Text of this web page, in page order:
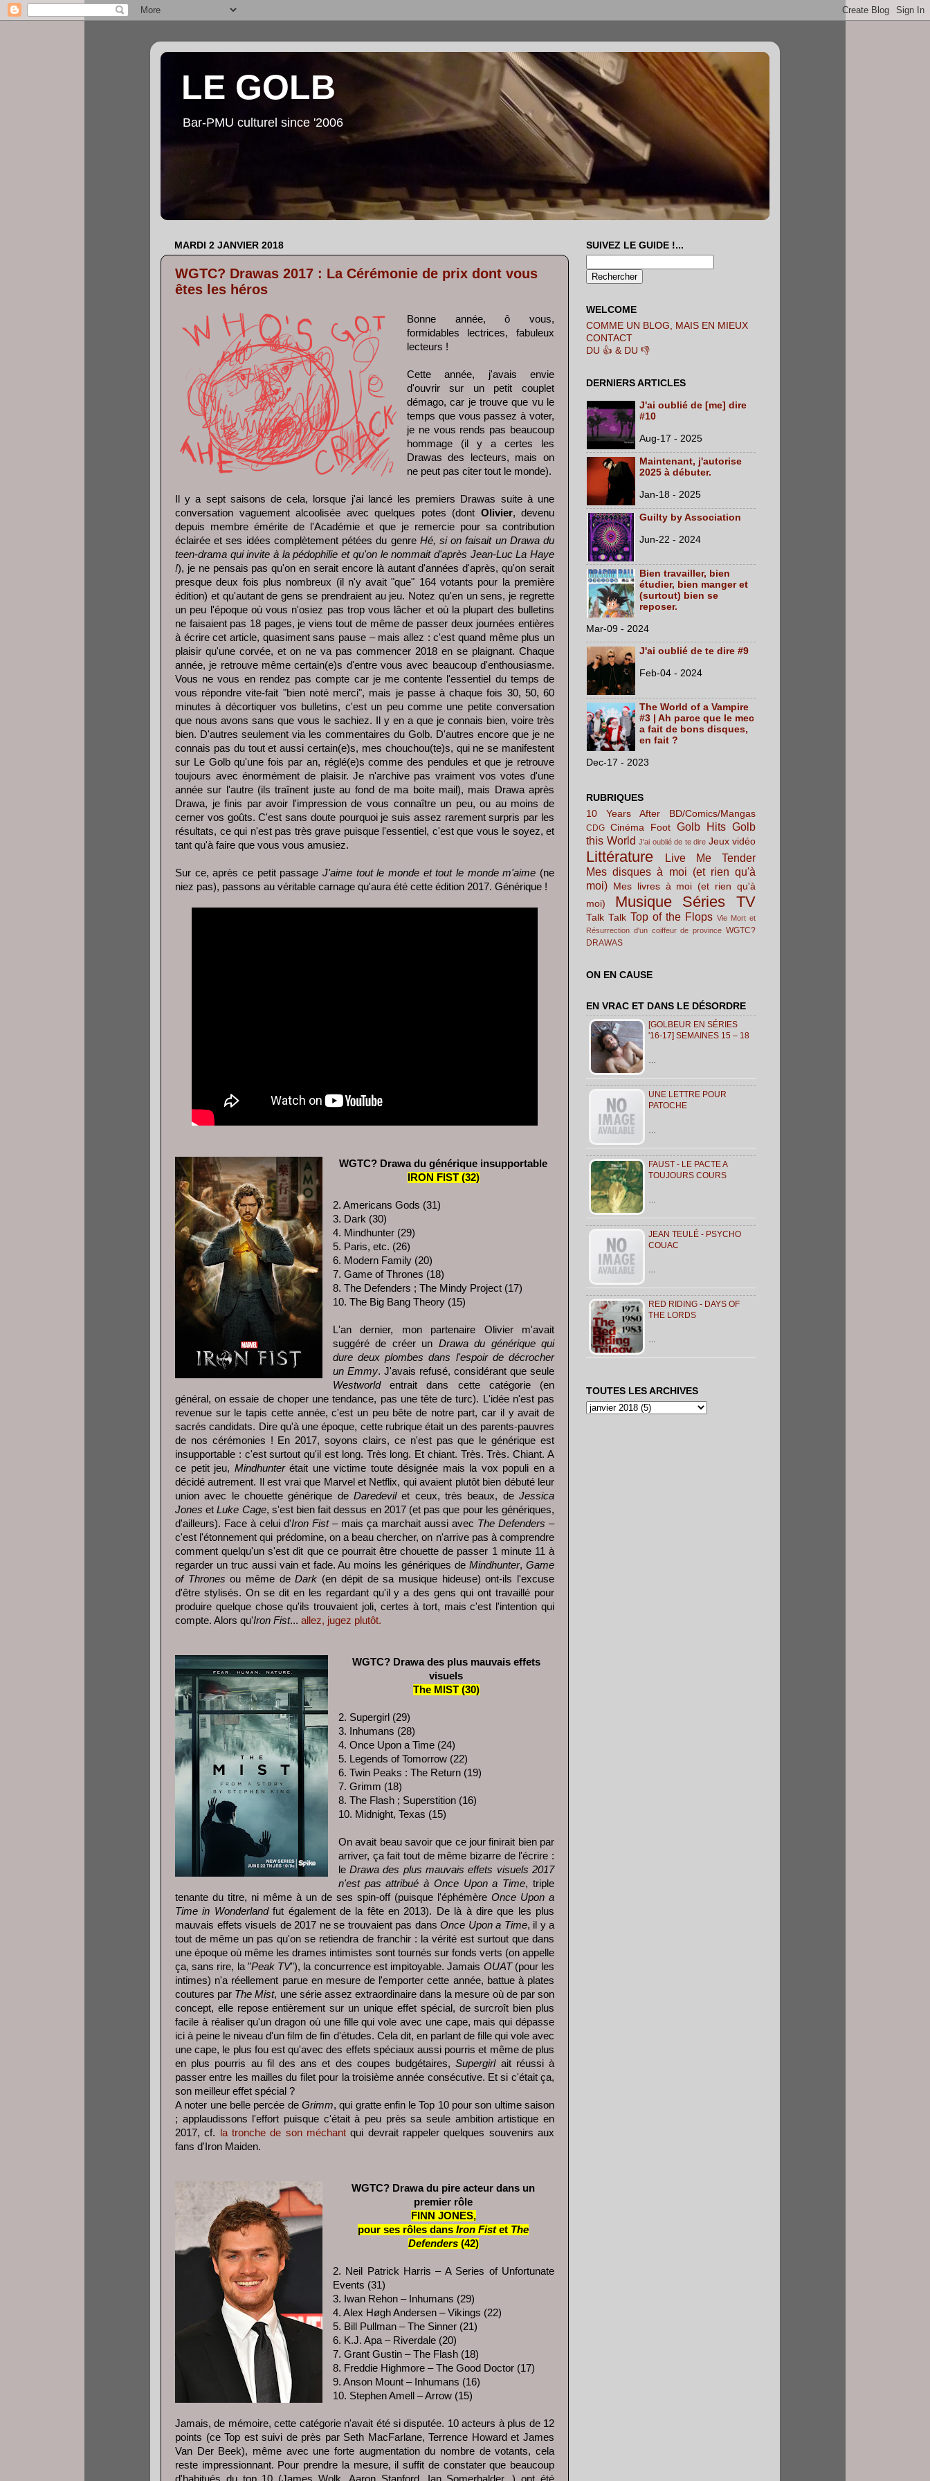
LE GOLB
Bar-PMU culturel since '2006
MARDI 2 JANVIER 2018
WGTC? Drawas 2017 : La Cérémonie de prix dont vous
êtes les héros
Bonne année, ô vous,
formidables lectrices, fabuleux
lecteurs !
Cette année, j'avais envie
d'ouvrir sur un petit couplet
démago, car je trouve que vu le
temps que vous passez à voter,
je ne vous rends pas beaucoup
hommage (il y a certes les
Drawas des lecteurs, mais on
ne peut pas citer tout le monde).
Il y a sept saisons de cela, lorsque j'ai lancé les premiers Drawas suite à une
conversation vaguement alcoolisée avec quelques potes (dont Olivier, devenu
depuis membre émérite de l'Académie et que je remercie pour sa contribution
éclairée et ses idées complètement pétées du genre Hé, si on faisait un Drawa du
teen-drama qui invite à la pédophilie et qu'on le nommait d'après Jean-Luc La Haye
!), je ne pensais pas qu'on en serait encore là autant d'années d'après, qu'on serait
presque deux fois plus nombreux (il n'y avait "que" 164 votants pour la première
édition) et qu'autant de gens se prendraient au jeu. Notez qu'en un sens, je regrette
un peu l'époque où vous n'osiez pas trop vous lâcher et où la plupart des bulletins
ne faisaient pas 18 pages, je viens tout de même de passer deux journées entières
à écrire cet article, quasiment sans pause – mais allez : c'est quand même plus un
plaisir qu'une corvée, et on ne va pas commencer 2018 en se plaignant. Chaque
année, je retrouve même certain(e)s d'entre vous avec beaucoup d'enthousiasme.
Vous ne vous en rendez pas compte car je me contente l'essentiel du temps de
vous répondre vite-fait "bien noté merci", mais je passe à chaque fois 30, 50, 60
minutes à décortiquer vos bulletins, c'est un peu comme une petite conversation
que nous avons sans que vous le sachiez. Il y en a que je connais bien, voire très
bien. D'autres seulement via les commentaires du Golb. D'autres encore que je ne
connais pas du tout et aussi certain(e)s, mes chouchou(te)s, qui ne se manifestent
sur Le Golb qu'une fois par an, réglé(e)s comme des pendules et que je retrouve
toujours avec énormément de plaisir. Je n'archive pas vraiment vos votes d'une
année sur l'autre (ils traînent juste au fond de ma boite mail), mais Drawa après
Drawa, je finis par avoir l'impression de vous connaître un peu, ou au moins de
cerner vos goûts. C'est sans doute pourquoi je suis assez rarement surpris par les
résultats, ce qui n'est pas très grave puisque l'essentiel, c'est que vous le soyez, et
tant qu'à faire que vous vous amusiez.
Sur ce, après ce petit passage J'aime tout le monde et tout le monde m'aime (ne
niez pas), passons au véritable carnage qu'aura été cette édition 2017. Générique !
WGTC? Drawa du générique insupportable
IRON FIST (32)
2. Americans Gods (31)
3. Dark (30)
4. Mindhunter (29)
5. Paris, etc. (26)
6. Modern Family (20)
7. Game of Thrones (18)
8. The Defenders ; The Mindy Project (17)
10. The Big Bang Theory (15)
L'an dernier, mon partenaire Olivier m'avait
suggéré de créer un Drawa du générique qui
dure deux plombes dans l'espoir de décrocher
un Emmy. J'avais refusé, considérant que seule
Westworldentrait dans cette catégorie (en
général, on essaie de choper une tendance, pas une tête de turc). L'idée n'est pas
revenue sur le tapis cette année, c'est un peu bête de notre part, car il y avait de
sacrés candidats. Dire qu'à une époque, cette rubrique était un des parents-pauvres
de nos cérémonies ! En 2017, soyons clairs, ce n'est pas que le générique est
insupportable : c'est surtout qu'il est long. Très long. Et chiant. Très. Très. Chiant. A
ce petit jeu, Mindhunterétait une victime toute désignée mais la vox populi en a
décidé autrement. Il est vrai que Marvel et Netflix, qui avaient plutôt bien débuté leur
union avec le chouette générique deDaredevilet ceux, très beaux, deJessica
Jones et Luke Cage, s'est bien fait dessus en 2017 (et pas que pour les génériques,
d'ailleurs). Face à celui d'Iron Fist– mais ça marchait aussi avec The Defenders –
c'est l'étonnement qui prédomine, on a beau chercher, on n'arrive pas à comprendre
comment quelqu'un s'est dit que ce pourrait être chouette de passer 1 minute 11 à
regarder un truc aussi vain et fade. Au moins les génériques deMindhunter, Game
of Thrones ou même deDark (en dépit de sa musique hideuse) ont-ils l'excuse
d'être stylisés. On se dit en les regardant qu'il y a des gens qui ont travaillé pour
produire quelque chose qu'ils trouvaient joli, certes à tort, mais c'est l'intention qui
compte. Alors qu'Iron Fist... allez, jugez plutôt.
WGTC? Drawa des plus mauvais effets
visuels
The MIST (30)
2. Supergirl (29)
3. Inhumans (28)
4. Once Upon a Time (24)
5. Legends of Tomorrow (22)
6. Twin Peaks : The Return (19)
7. Grimm (18)
8. The Flash ; Superstition (16)
10. Midnight, Texas (15)
On avait beau savoir que ce jour finirait bien par
arriver, ça fait tout de même bizarre de l'écrire :
leDrawa des plus mauvais effets visuels 2017
n'est pas attribué à Once Upon a Time, triple
tenante du titre, ni même à un de ses spin-off (puisque l'éphémère Once Upon a
Time in Wonderlandfut également de la fête en 2013). De là à dire que les plus
mauvais effets visuels de 2017 ne se trouvaient pas dans Once Upon a Time, il y a
tout de même un pas qu'on se retiendra de franchir : la vérité est surtout que dans
une époque où même les drames intimistes sont tournés sur fonds verts (on appelle
ça, sans rire, la "Peak TV"), la concurrence est impitoyable. Jamais OUAT(pour les
intimes) n'a réellement parue en mesure de l'emporter cette année, battue à plates
coutures par The Mist, une série assez extraordinaire dans la mesure où de par son
concept, elle repose entièrement sur un unique effet spécial, de surcroît bien plus
facile à réaliser qu'un dragon où une fille qui vole avec une cape, mais qui dépasse
ici à peine le niveau d'un film de fin d'études. Cela dit, en parlant de fille qui vole avec
une cape, le plus fou est qu'avec des effets spéciaux aussi pourris et même de plus
en plus pourris au fil des ans et des coupes budgétaires,Supergirl ait réussi à
passer entre les mailles du filet pour la troisième année consécutive. Et si c'était ça,
son meilleur effet spécial ?
A noter une belle percée de Grimm, qui gratte enfin le Top 10 pour son ultime saison
; applaudissons l'effort puisque c'était à peu près sa seule ambition artistique en
2017, cf. la tronche de son méchant qui devrait rappeler quelques souvenirs aux
fans d'Iron Maiden.
WGTC? Drawa du pire acteur dans un
premier rôle
FINN JONES,
pour ses rôles dans Iron Fistet The
Defenders(42)
2. Neil Patrick Harris – A Series of Unfortunate
Events (31)
3. Iwan Rehon – Inhumans (29)
4. Alex Høgh Andersen – Vikings (22)
5. Bill Pullman – The Sinner (21)
6. K.J. Apa – Riverdale (20)
7. Grant Gustin – The Flash (18)
8. Freddie Highmore – The Good Doctor (17)
9. Anson Mount – Inhumans (16)
10. Stephen Amell – Arrow (15)
Jamais, de mémoire, cette catégorie n'avait été si disputée. 10 acteurs à plus de 12
points (ce Top est suivi de près par Seth MacFarlane, Terrence Howard et James
Van Der Beek), même avec une forte augmentation du nombre de votants, cela
reste impressionnant. Pour prendre la mesure, il suffit de constater que beaucoup
d'habitués du top 10 (James Wolk, Aaron Stanford, Ian Somerhalder...) ont été
SUIVEZ LE GUIDE !...
WELCOME
COMME UN BLOG, MAIS EN MIEUX
CONTACT
DU 👍 & DU 👎
DERNIERS ARTICLES
J'ai oublié de [me] dire
#10
Aug-17 - 2025
Maintenant, j'autorise
2025 à débuter.
Jan-18 - 2025
Guilty by Association
Jun-22 - 2024
Bien travailler, bien
étudier, bien manger et
(surtout) bien se
reposer.
Mar-09 - 2024
J'ai oublié de te dire #9
Feb-04 - 2024
The World of a Vampire
#3 | Ah parce que le mec
a fait de bons disques,
en fait ?
Dec-17 - 2023
RUBRIQUES
10 Years After
BD/Comics/Mangas
CDG Cinéma Foot Golb Hits Golb
this World J'ai oublié de te dire Jeux vidéo
Littérature
Live Me Tender
Mes disques à moi (et rien qu'à
moi) Mes livres à moi (et rien qu'à
moi)
Musique Séries TV
Talk Talk Top of the Flops Vie Mort et
Résurrection d'un coiffeur de province WGTC?
DRAWAS
ON EN CAUSE
EN VRAC ET DANS LE DÉSORDRE
[GOLBEUR EN SÉRIES
'16-17] SEMAINES 15 – 18
UNE LETTRE POUR
PATOCHE
FAUST - LE PACTE A
TOUJOURS COURS
JEAN TEULÉ - PSYCHO
COUAC
RED RIDING - DAYS OF
THE LORDS
TOUTES LES ARCHIVES